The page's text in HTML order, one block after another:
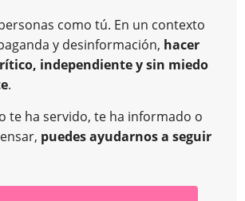
como tú. En un contexto
y desinformación, hacer
independiente y sin miedo
.
te ha servido, te ha informado o
puedes ayudarnos a seguir